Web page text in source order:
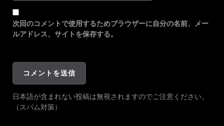
次回のコメントで使用するためブラウザーに自分の名前、メー
ルアドレス、サイトを保存する。
日本語が含まれない投稿は無視されますのでご注意ください。
（スパム対策）